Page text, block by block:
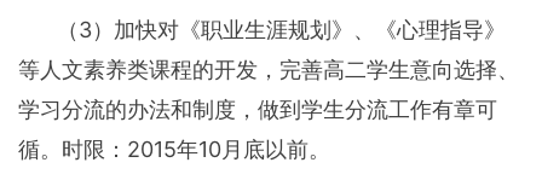
（3）加快对《职业生涯规划》、《心理指导》
等人文素养类课程的开发，完善高二学生意向选择、
学习分流的办法和制度，做到学生分流工作有章可
循。时限：2015年10月底以前。